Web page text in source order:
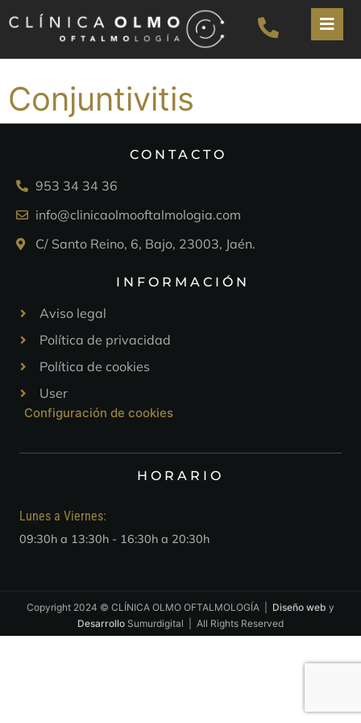
Conjuntivitis
CONTACTO
953 34 34 36
info@clinicaolmooftalmologia.com
C/ Santo Reino, 6, Bajo, 23003, Jaén.
INFORMACIÓN
Aviso legal
Política de privacidad
Política de cookies
User
Configuración de cookies
HORARIO
Lunes a Viernes:
09:30h a 13:30h - 16:30h a 20:30h
Copyright 2024 © CLÍNICA OLMO OFTALMOLOGÍA | Diseño web y
Desarrollo Sumurdigital | All Rights Reserved